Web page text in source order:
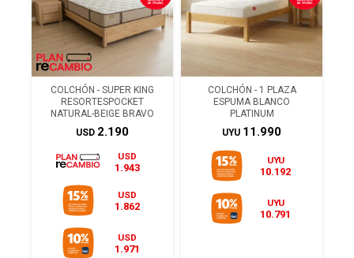
COLCHÓN - SUPER KING
RESORTESPOCKET
NATURAL-BEIGE BRAVO
USD 2.190
USD
1.943
USD
1.862
USD
1.971
COLCHÓN - 1 PLAZA
ESPUMA BLANCO
PLATINUM
UYU 11.990
UYU
10.192
UYU
10.791